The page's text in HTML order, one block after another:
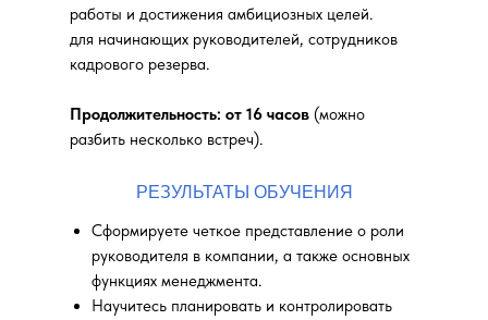
работы и достижения амбициозных целей.
для начинающих руководителей, сотрудников
кадрового резерва.
Продолжительность: от 16 часов (можно
разбить несколько встреч).
РЕЗУЛЬТАТЫ ОБУЧЕНИЯ
Сформируете четкое представление о роли
руководителя в компании, а также основных
функциях менеджмента.
Научитесь планировать и контролировать